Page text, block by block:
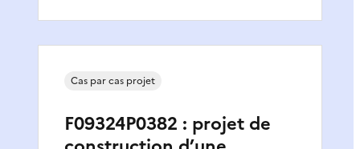
F09324P0382 : projet de
Cas par cas projet